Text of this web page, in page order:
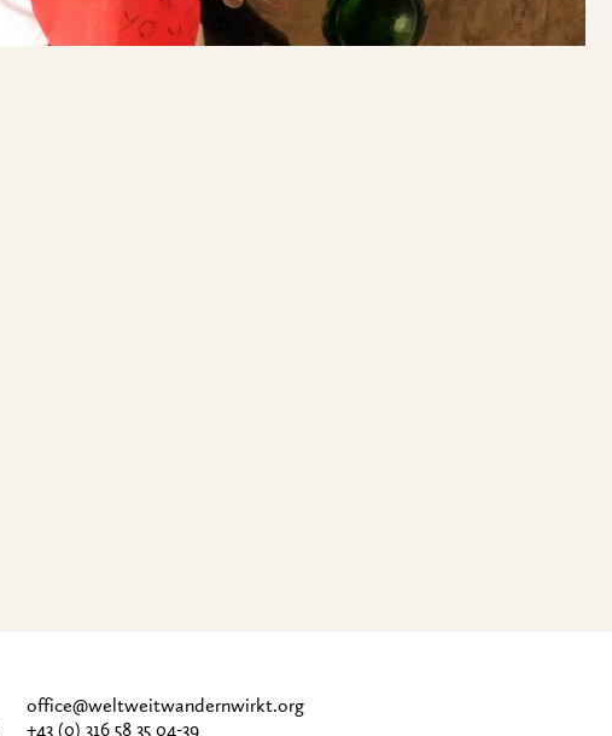
office@weltweitwandernwirkt.org
+43 (0) 316 58 35 04-39